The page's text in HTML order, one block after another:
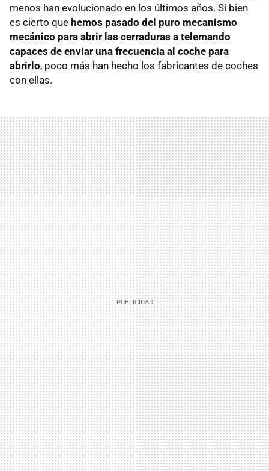
menos han evolucionado en los últimos años. Si bien
es cierto que hemos pasado del puro mecanismo
mecánico para abrir las cerraduras a telemando
capaces de enviar una frecuencia al coche para
abrirlo, poco más han hecho los fabricantes de coches
con ellas.